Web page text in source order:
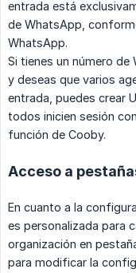
entrada está
de WhatsApp,
WhatsApp.
Si tienes un número de
y deseas que varios
entrada, puedes crear
todos inicien sesión
función de Cooby.
Acceso a
En cuanto a la
es personalizada para
organización en
para modificar la